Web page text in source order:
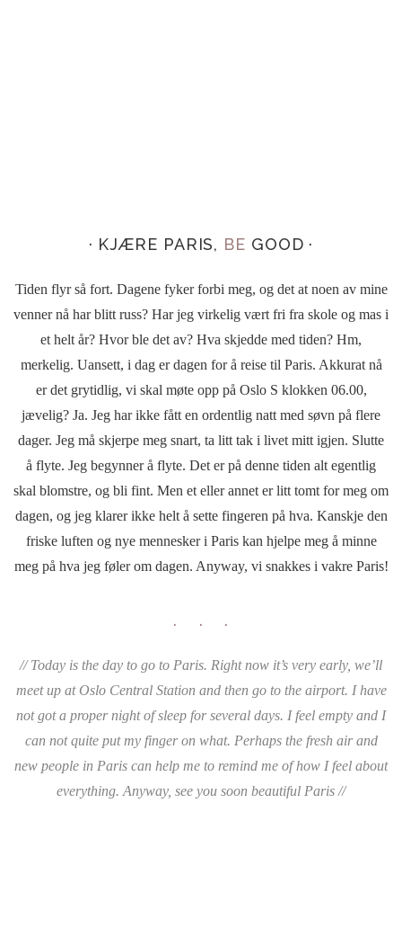
· KJÆRE PARIS, BE GOOD ·
Tiden flyr så fort. Dagene fyker forbi meg, og det at noen av mine
venner nå har blitt russ? Har jeg virkelig vært fri fra skole og mas i
et helt år? Hvor ble det av? Hva skjedde med tiden? Hm,
merkelig. Uansett, i dag er dagen for å reise til Paris. Akkurat nå
er det grytidlig, vi skal møte opp på Oslo S klokken 06.00,
jævelig? Ja. Jeg har ikke fått en ordentlig natt med søvn på flere
dager. Jeg må skjerpe meg snart, ta litt tak i livet mitt igjen. Slutte
å flyte. Jeg begynner å flyte. Det er på denne tiden alt egentlig
skal blomstre, og bli fint. Men et eller annet er litt tomt for meg om
dagen, og jeg klarer ikke helt å sette fingeren på hva. Kanskje den
friske luften og nye mennesker i Paris kan hjelpe meg å minne
meg på hva jeg føler om dagen. Anyway, vi snakkes i vakre Paris!
. . .
// Today is the day to go to Paris. Right now it’s very early, we’ll
meet up at Oslo Central Station and then go to the airport. I have
not got a proper night of sleep for several days. I feel empty and I
can not quite put my finger on what. Perhaps the fresh air and
new people in Paris can help me to remind me of how I feel about
everything. Anyway, see you soon beautiful Paris //